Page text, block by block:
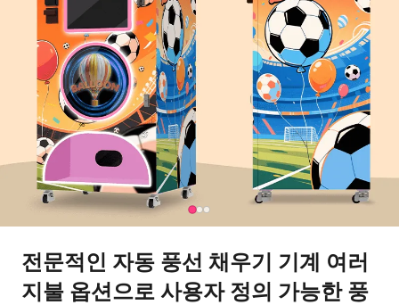
전문적인 자동 풍선 채우기 기계 여러
지불 옵션으로 사용자 정의 가능한 풍